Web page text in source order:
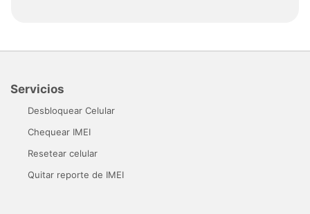
Servicios
Desbloquear Celular
Chequear IMEI
Resetear celular
Quitar reporte de IMEI